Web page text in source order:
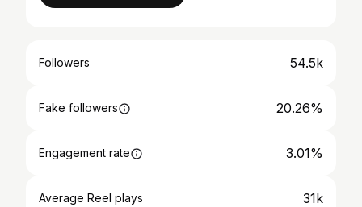
Followers 54.5k
Fake followers 20.26%
Engagement rate 3.01%
Average Reel plays 31k